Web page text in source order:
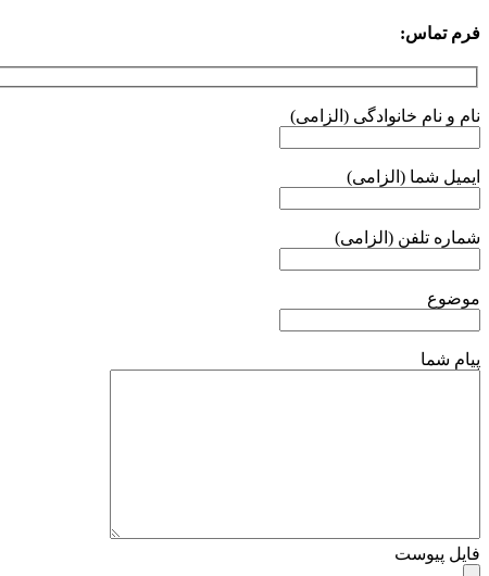
فرم تماس:
نام و نام خانوادگی (الزامی)
ایمیل شما (الزامی)
شماره تلفن (الزامی)
موضوع
پیام شما
فایل پیوست